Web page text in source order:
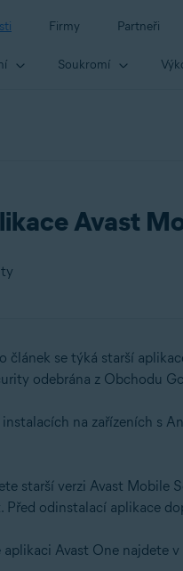
Firmy Partneři
Soukromí
Avast
článek se týká starší
odebrána z Obchodu
na zařízeních s
starší verzi Avast Mobile
Před odinstalací aplikace
aplikaci Avast One najdete